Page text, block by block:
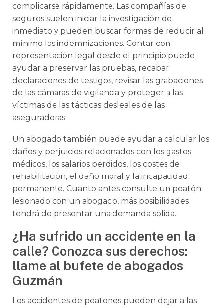
complicarse rápidamente. Las compañías de
seguros suelen iniciar la investigación de
inmediato y pueden buscar formas de reducir al
mínimo las indemnizaciones. Contar con
representación legal desde el principio puede
ayudar a preservar las pruebas, recabar
declaraciones de testigos, revisar las grabaciones
de las cámaras de vigilancia y proteger a las
víctimas de las tácticas desleales de las
aseguradoras.
Un abogado también puede ayudar a calcular los
daños y perjuicios relacionados con los gastos
médicos, los salarios perdidos, los costes de
rehabilitación, el daño moral y la incapacidad
permanente. Cuanto antes consulte un peatón
lesionado con un abogado, más posibilidades
tendrá de presentar una demanda sólida.
¿Ha sufrido un accidente en la
calle? Conozca sus derechos:
llame al bufete de abogados
Guzmán
Los accidentes de peatones pueden dejar a las